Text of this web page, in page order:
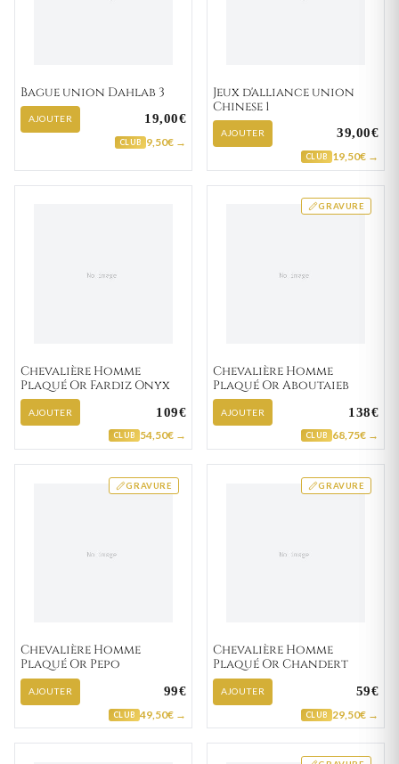
Bague union Dahlab 3
AJOUTER 19,00€
CLUB 9,50€ →
Jeux d'alliance union
Chinese 1
AJOUTER 39,00€
CLUB 19,50€ →
Chevalière Homme
Plaqué Or Fardiz Onyx
AJOUTER 109€
CLUB 54,50€ →
GRAVURE
Chevalière Homme
Plaqué Or Aboutaieb
AJOUTER 138€
CLUB 68,75€ →
GRAVURE
Chevalière Homme
Plaqué Or Pepo
AJOUTER 99€
CLUB 49,50€ →
GRAVURE
Chevalière Homme
Plaqué Or Chandert
AJOUTER 59€
CLUB 29,50€ →